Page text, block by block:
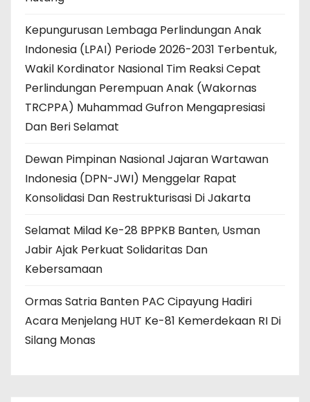
Kepungurusan Lembaga Perlindungan Anak
Indonesia (LPAI) Periode 2026-2031 Terbentuk,
Wakil Kordinator Nasional Tim Reaksi Cepat
Perlindungan Perempuan Anak (Wakornas
TRCPPA) Muhammad Gufron Mengapresiasi
Dan Beri Selamat
Dewan Pimpinan Nasional Jajaran Wartawan
Indonesia (DPN-JWI) Menggelar Rapat
Konsolidasi Dan Restrukturisasi Di Jakarta
Selamat Milad Ke-28 BPPKB Banten, Usman
Jabir Ajak Perkuat Solidaritas Dan
Kebersamaan
Ormas Satria Banten PAC Cipayung Hadiri
Acara Menjelang HUT Ke-81 Kemerdekaan RI Di
Silang Monas